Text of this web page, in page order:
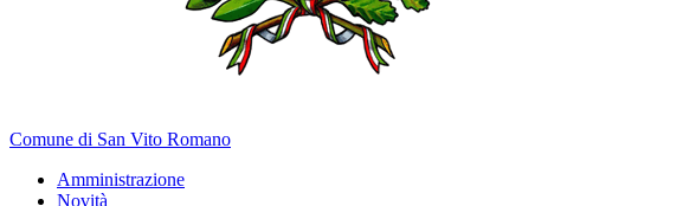
Comune di San Vito Romano
Amministrazione
Novità